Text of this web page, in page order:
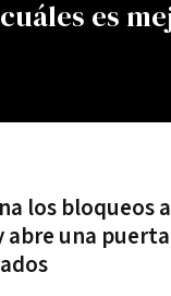
es
los bloqueos
abre una